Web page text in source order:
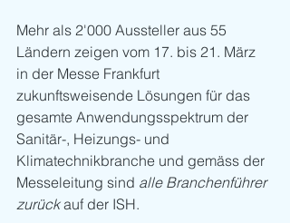
Mehr als 2'000 Aussteller aus 55
Ländern zeigen vom 17. bis 21. März
in der Messe Frankfurt
zukunftsweisende Lösungen für das
gesamte Anwendungsspektrum der
Sanitär-, Heizungs- und
Klimatechnikbranche und gemäss der
Messeleitung sind alle Branchenführer
zurück auf der ISH.